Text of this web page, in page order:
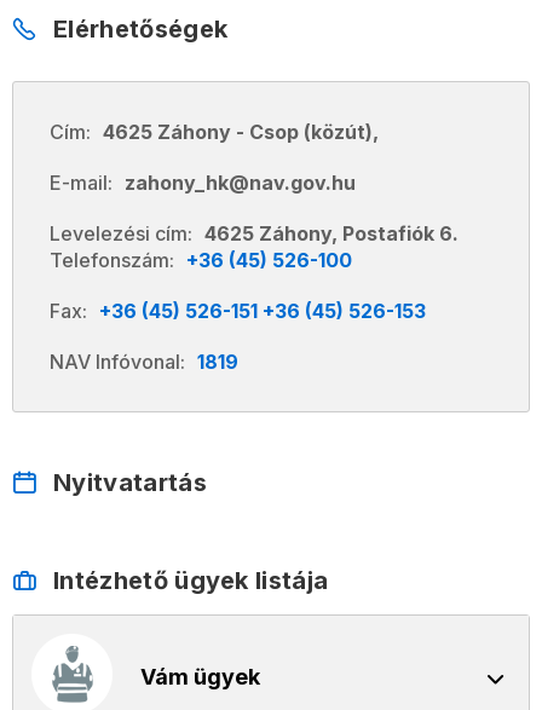
Elérhetőségek
Cím: 4625 Záhony - Csop (közút),
E-mail: zahony_hk@nav.gov.hu
Levelezési cím: 4625 Záhony, Postafiók 6.
Telefonszám: +36 (45) 526-100
Fax: +36 (45) 526-151 +36 (45) 526-153
NAV Infóvonal: 1819
Nyitvatartás
Intézhető ügyek listája
Vám ügyek